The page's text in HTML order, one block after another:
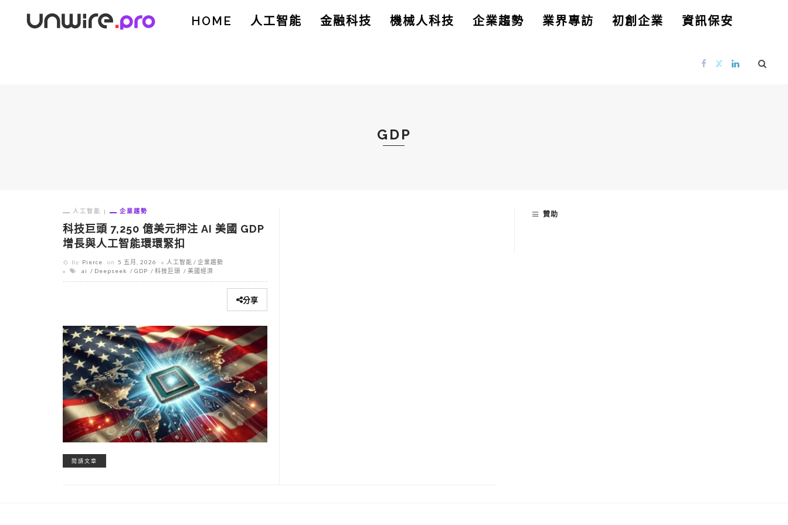
HOME 人工智能 金融科技 機械人科技 企業趨勢 業界專訪 初創企業 資訊保安
GDP
人工智能 企業趨勢
科技巨頭 7,250 億美元押注 AI 美國 GDP
增長與人工智能環環緊扣
by Pierce on 5 五月, 2026 人工智能
企業趨勢
ai
Deepseek GDP 科技巨頭 美國經濟
分享
閱讀文章
贊助